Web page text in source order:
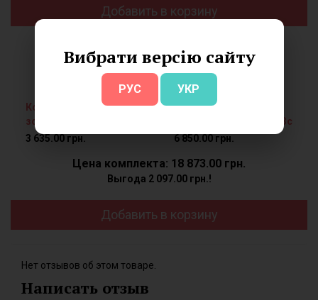
Вибрати версію сайту
РУС УКР
Добавить в корзину
Кольцо серебряное с
золотом и эмалью 483к
3 635.00 грн.
+
Серьги серебряные с
золотом и эмалью 483с
6 850.00 грн.
Цена комплекта: 18 873.00 грн.
Выгода 2 097.00 грн.!
Добавить в корзину
Нет отзывов об этом товаре.
Написать отзыв